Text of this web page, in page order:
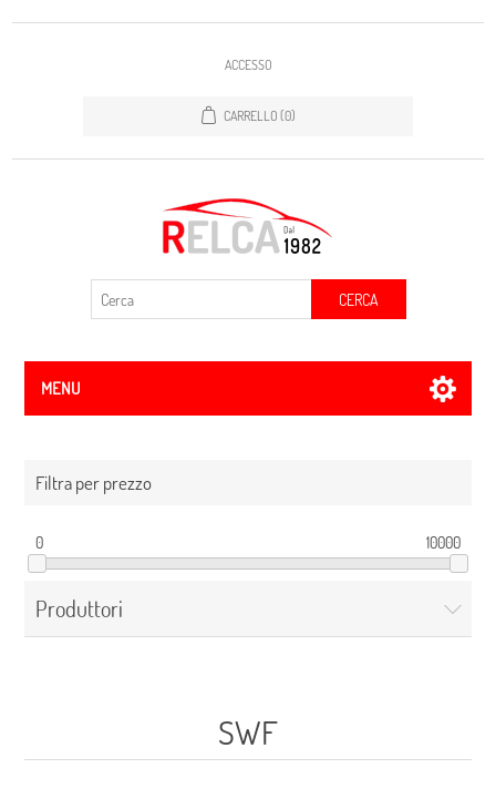
ACCESSO
CARRELLO (0)
CERCA
MENU
Filtra per prezzo
0 10000
Produttori
SWF